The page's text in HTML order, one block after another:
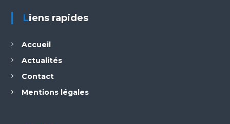
Liens rapides
Accueil
Actualités
Contact
Mentions légales